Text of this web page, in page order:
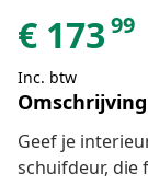
€ 173 99
Inc. btw
Omschrijving
Geef je
schuifdeur, die